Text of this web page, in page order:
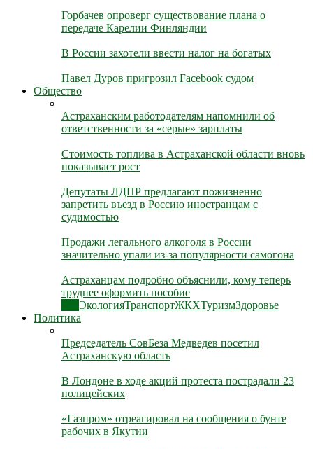
Горбачев опроверг существование плана о
передаче Карелии Финляндии
В России захотели ввести налог на богатых
Павел Дуров пригрозил Facebook судом
Общество
Астраханским работодателям напомнили об
ответственности за «серые» зарплаты
Стоимость топлива в Астраханской области вновь
показывает рост
Депутаты ЛДПР предлагают пожизненно
запретить въезд в Россию иностранцам с
судимостью
Продажи легального алкоголя в России
значительно упали из-за популярности самогона
Астраханцам подробно объяснили, кому теперь
труднее оформить пособие
ЭкологияТранспортЖКХТуризмЗдоровье
Политика
Председатель СовБеза Медведев посетил
Астраханскую область
В Лондоне в ходе акций протеста пострадали 23
полицейских
«Газпром» отреагировал на сообщения о бунте
рабочих в Якутии